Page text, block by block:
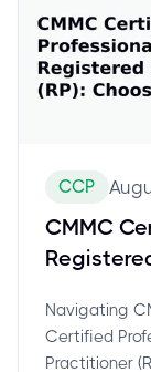
CCP
CMMC
Navigating
Certified
Practitioner